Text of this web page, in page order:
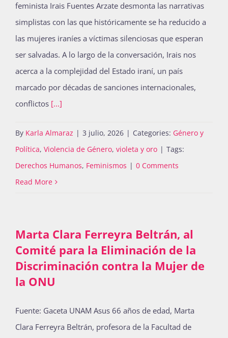
feminista Irais Fuentes Arzate desmonta las narrativas
simplistas con las que históricamente se ha reducido a
las mujeres iraníes a víctimas silenciosas que esperan
ser salvadas. A lo largo de la conversación, Irais nos
acerca a la complejidad del Estado iraní, un país
marcado por décadas de sanciones internacionales,
conflictos [...]
By Karla Almaraz | 3 julio, 2026 | Categories: Género y
Política, Violencia de Género, violeta y oro | Tags:
Derechos Humanos, Feminismos | 0 Comments
Read More
Marta Clara Ferreyra Beltrán, al
Comité para la Eliminación de la
Discriminación contra la Mujer de
la ONU
Fuente: Gaceta UNAM Asus 66 años de edad, Marta
Clara Ferreyra Beltrán, profesora de la Facultad de